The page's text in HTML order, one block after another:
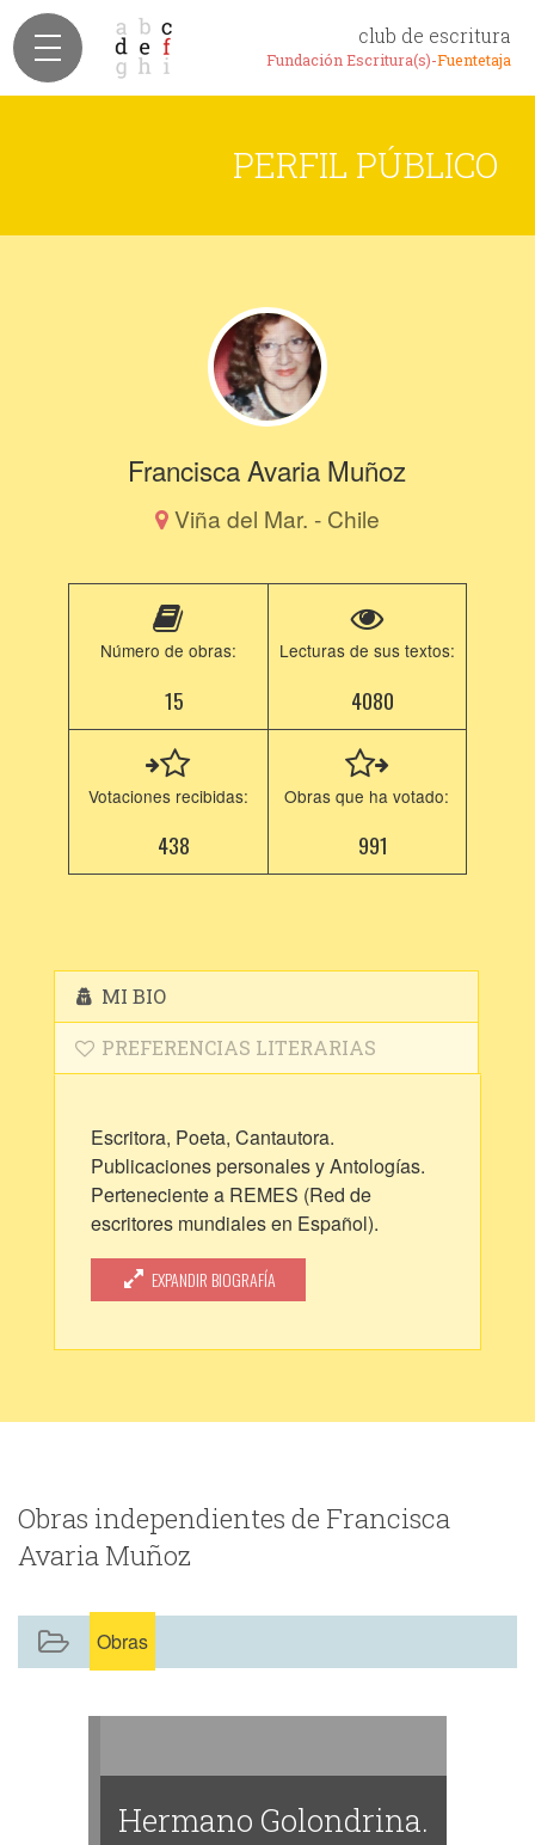
club de escritura
Fundación Escritura(s)-Fuentetaja
PERFIL PÚBLICO
Francisca Avaria Muñoz
Viña del Mar. - Chile
Número de obras:
15
Lecturas de sus textos:
4080
Votaciones recibidas:
438
Obras que ha votado:
991
MI BIO
PREFERENCIAS LITERARIAS
Escritora, Poeta, Cantautora.
Publicaciones personales y Antologías.
Perteneciente a REMES (Red de
escritores mundiales en Español).
Sociedad de Escritores de Valparaíso,
Chile. Agrupación de Poetas Rubén
Darío. Agrupación de Poesía Madero,
www.youtube.com/francisca4avaria
EXPANDIR BIOGRAFÍA
Obras independientes de Francisca
Avaria Muñoz
Obras
Hermano Golondrina.